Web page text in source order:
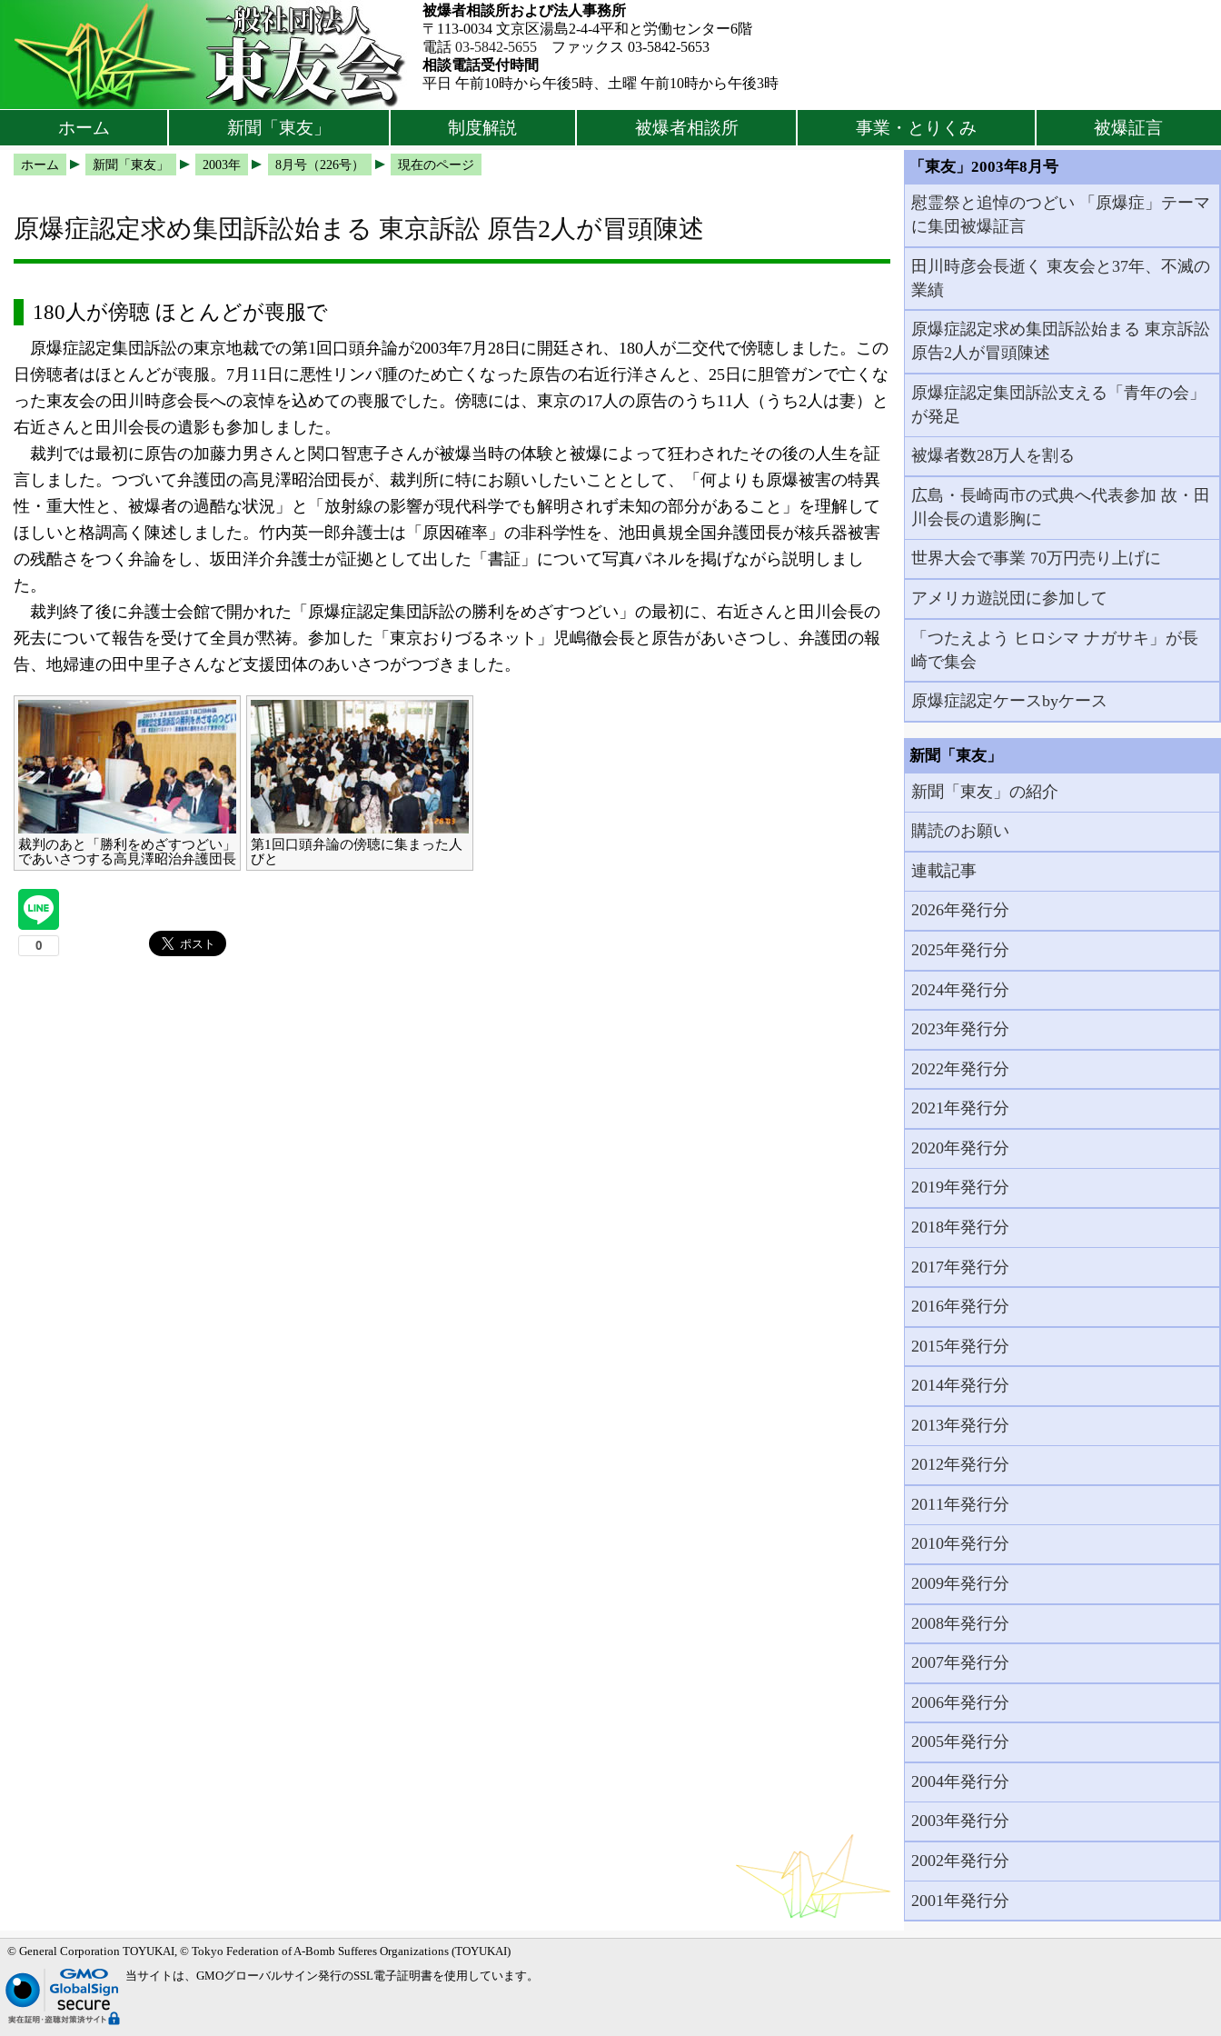
メインメニューへ
サブメニューへ
現在地ナビ（パンくずリスト）へ
被爆者相談所および法人事務所
〒113-0034 文京区湯島2-4-4平和と労働センター6階
電話 03-5842-5655 ファックス 03-5842-5653
相談電話受付時間
平日 午前10時から午後5時、土曜 午前10時から午後3時
ホーム 新聞「東友」 制度解説 被爆者相談所 事業・とりくみ 被爆証言
ホーム 新聞「東友」 2003年 8月号（226号） 現在のページ
原爆症認定求め集団訴訟始まる 東京訴訟 原告2人が冒頭陳述
180人が傍聴 ほとんどが喪服で
原爆症認定集団訴訟の東京地裁での第1回口頭弁論が2003年7月28日に開廷され、180人が二交代で傍聴しました。この
日傍聴者はほとんどが喪服。7月11日に悪性リンパ腫のため亡くなった原告の右近行洋さんと、25日に胆管ガンで亡くな
った東友会の田川時彦会長への哀悼を込めての喪服でした。傍聴には、東京の17人の原告のうち11人（うち2人は妻）と
右近さんと田川会長の遺影も参加しました。
裁判では最初に原告の加藤力男さんと関口智恵子さんが被爆当時の体験と被爆によって狂わされたその後の人生を証
言しました。つづいて弁護団の高見澤昭治団長が、裁判所に特にお願いしたいこととして、「何よりも原爆被害の特異
性・重大性と、被爆者の過酷な状況」と「放射線の影響が現代科学でも解明されず未知の部分があること」を理解して
ほしいと格調高く陳述しました。竹内英一郎弁護士は「原因確率」の非科学性を、池田眞規全国弁護団長が核兵器被害
の残酷さをつく弁論をし、坂田洋介弁護士が証拠として出した「書証」について写真パネルを掲げながら説明しまし
た。
裁判終了後に弁護士会館で開かれた「原爆症認定集団訴訟の勝利をめざすつどい」の最初に、右近さんと田川会長の
死去について報告を受けて全員が黙祷。参加した「東京おりづるネット」児嶋徹会長と原告があいさつし、弁護団の報
告、地婦連の田中里子さんなど支援団体のあいさつがつづきました。
裁判のあと「勝利をめざすつどい」
であいさつする高見澤昭治弁護団長
第1回口頭弁論の傍聴に集まった人
びと
「東友」2003年8月号
慰霊祭と追悼のつどい 「原爆症」テーマ
に集団被爆証言
田川時彦会長逝く 東友会と37年、不滅の
業績
原爆症認定求め集団訴訟始まる 東京訴訟
原告2人が冒頭陳述
原爆症認定集団訴訟支える「青年の会」
が発足
被爆者数28万人を割る
広島・長崎両市の式典へ代表参加 故・田
川会長の遺影胸に
世界大会で事業 70万円売り上げに
アメリカ遊説団に参加して
「つたえよう ヒロシマ ナガサキ」が長
崎で集会
原爆症認定ケースbyケース
新聞「東友」
新聞「東友」の紹介
購読のお願い
連載記事
2026年発行分
2025年発行分
2024年発行分
2023年発行分
2022年発行分
2021年発行分
2020年発行分
2019年発行分
2018年発行分
2017年発行分
2016年発行分
2015年発行分
2014年発行分
2013年発行分
2012年発行分
2011年発行分
2010年発行分
2009年発行分
2008年発行分
2007年発行分
2006年発行分
2005年発行分
2004年発行分
2003年発行分
2002年発行分
2001年発行分
メインメニューへ
サブメニューへ
現在地ナビ（パンくずリスト）へ
本文の冒頭へ
ページの先頭へ
© General Corporation TOYUKAI, © Tokyo Federation of A-Bomb Sufferes Organizations (TOYUKAI)
当サイトは、GMOグローバルサイン発行のSSL電子証明書を使用しています。